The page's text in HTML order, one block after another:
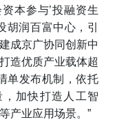
本参与’投融资生
润百富中心，引
成京广协同创新中
造优质产业载体超
单发布机制，依托
加快打造人工智
产业应用场景。”